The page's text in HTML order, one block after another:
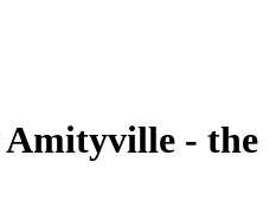
Amityville - the